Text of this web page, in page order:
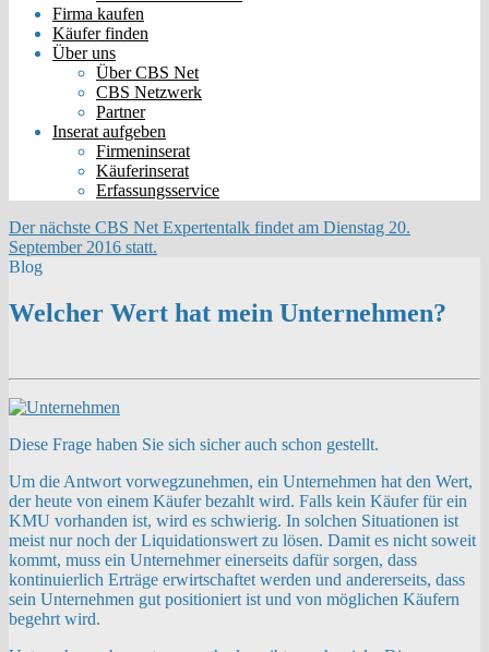
Firma kaufen
Käufer finden
Über uns
Über CBS Net
CBS Netzwerk
Partner
Inserat aufgeben
Firmeninserat
Käuferinserat
Erfassungsservice
Der nächste CBS Net Expertentalk findet am Dienstag 20.
September 2016 statt.
Blog
Welcher Wert hat mein Unternehmen?
Diese Frage haben Sie sich sicher auch schon gestellt.
Um die Antwort vorwegzunehmen, ein Unternehmen hat den Wert,
der heute von einem Käufer bezahlt wird. Falls kein Käufer für ein
KMU vorhanden ist, wird es schwierig. In solchen Situationen ist
meist nur noch der Liquidationswert zu lösen. Damit es nicht soweit
kommt, muss ein Unternehmer einerseits dafür sorgen, dass
kontinuierlich Erträge erwirtschaftet werden und andererseits, dass
sein Unternehmen gut positioniert ist und von möglichen Käufern
begehrt wird.